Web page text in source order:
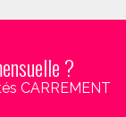
?
CARREMENT